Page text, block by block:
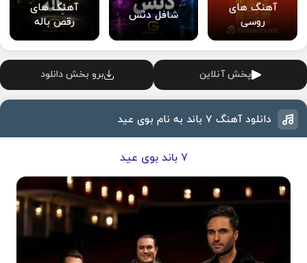
آهنگ های
روسی
شافل دنس
آهنگ های
رقص باله
پخش آنلاین برو بخش دانلود
دانلود آهنگ ۷ باند به نام بوی عید
۷ باند بوی عید